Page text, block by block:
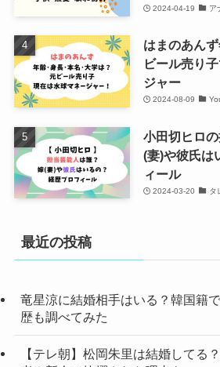
2024-04-19 ア
はまのあん
ビール売り
ジャー
2024-08-09
小田切ヒロ
(妻)や彼氏は
ィール
2024-03-20 タ
最近の投稿
竜星涼に結婚相手はいる？韓国籍
歴も調べてみた
【テレ朝】松岡朱里は結婚してる